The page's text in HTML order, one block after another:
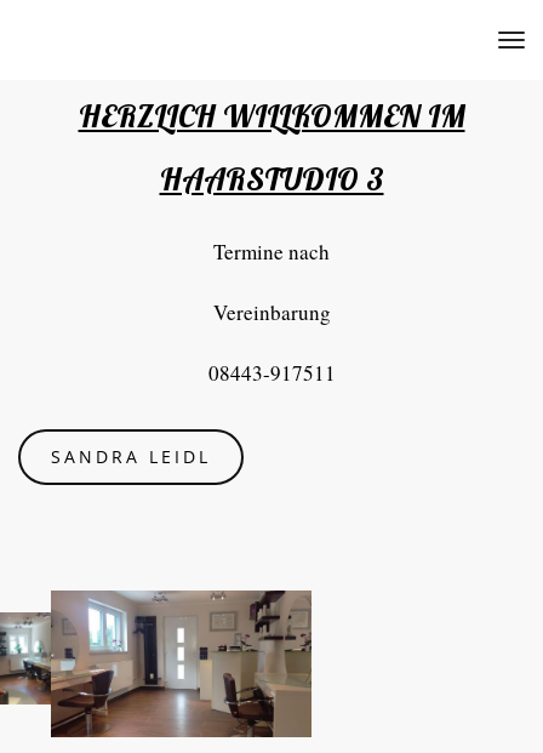
HERZLICH WILLKOMMEN IM
HAARSTUDIO 3
Termine nach
Vereinbarung
08443-917511
SANDRA LEIDL